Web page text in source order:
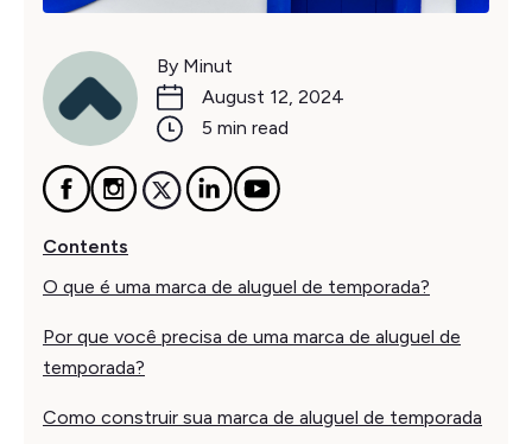
By Minut
August 12, 2024
5 min read
Contents
O que é uma marca de aluguel de temporada?
Por que você precisa de uma marca de aluguel de
temporada?
Como construir sua marca de aluguel de temporada